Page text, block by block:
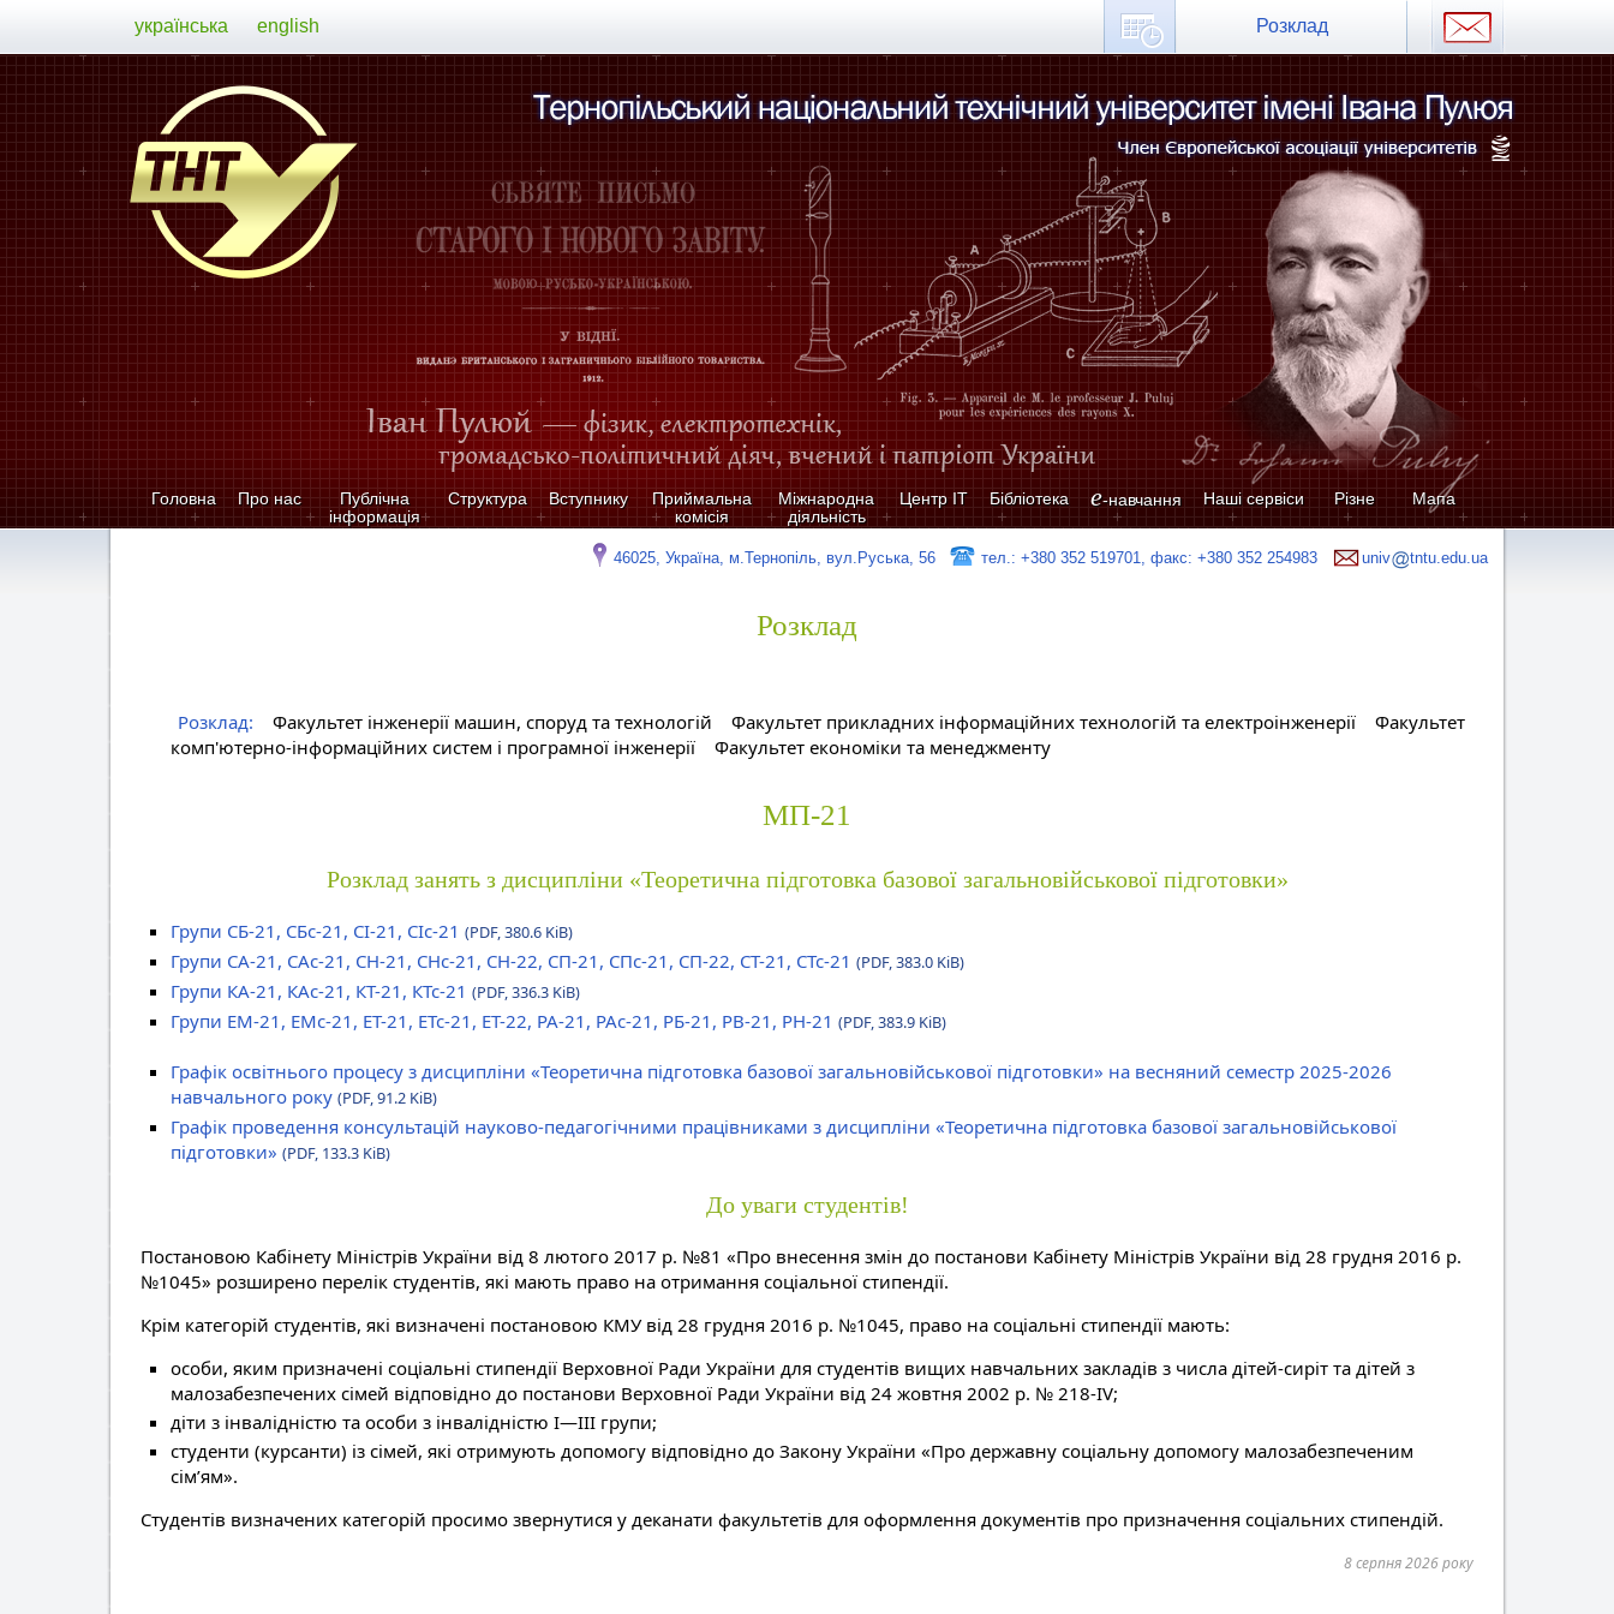
Розклад
українська english
Головна Про нас
Публічна
інформація
Структура Вступнику
Приймальна
комісія
Міжнародна
діяльність
Центр ІТ Бібліотека e-навчання Наші сервіси Різне Мапа
46025, Україна, м.Тернопіль, вул.Руська, 56 тел.: +380 352 519701, факс: +380 352 254983 univ tntu.edu.ua
Розклад
Розклад: Факультет інженерії машин, споруд та технологій Факультет прикладних інформаційних технологій та електроінженерії
Факультет
комп'ютерно-інформаційних систем і програмної інженерії
Факультет економіки та менеджменту
МП-21
Розклад занять з дисципліни «Теоретична підготовка базової загальновійськової підготовки»
Групи СБ-21, СБс-21, СІ-21, СІс-21 (PDF, 380.6 KiB)
Групи СА-21, САс-21, СН-21, СНс-21, СН-22, СП-21, СПс-21, СП-22, СТ-21, СТс-21 (PDF, 383.0 KiB)
Групи КА-21, КАс-21, КТ-21, КТс-21 (PDF, 336.3 KiB)
Групи ЕМ-21, ЕМс-21, ЕТ-21, ЕТс-21, ЕТ-22, РА-21, РАс-21, РБ-21, РВ-21, РН-21 (PDF, 383.9 KiB)
Графік освітнього процесу з дисципліни «Теоретична підготовка базової загальновійськової підготовки» на весняний семестр 2025-2026
навчального року (PDF, 91.2 KiB)
Графік проведення консультацій науково-педагогічними працівниками з дисципліни «Теоретична підготовка базової загальновійськової
підготовки» (PDF, 133.3 KiB)
До уваги студентів!
Постановою Кабінету Міністрів України від 8 лютого 2017 р. №81 «Про внесення змін до постанови Кабінету Міністрів України від 28 грудня 2016 р.
№1045» розширено перелік студентів, які мають право на отримання соціальної стипендії.
Крім категорій студентів, які визначені постановою КМУ від 28 грудня 2016 р. №1045, право на соціальні стипендії мають:
особи, яким призначені соціальні стипендії Верховної Ради України для студентів вищих навчальних закладів з числа дітей-сиріт та дітей з
малозабезпечених сімей відповідно до постанови Верховної Ради України від 24 жовтня 2002 р. № 218-IV;
діти з інвалідністю та особи з інвалідністю I—III групи;
студенти (курсанти) із сімей, які отримують допомогу відповідно до Закону України «Про державну соціальну допомогу малозабезпеченим
сім’ям».
Студентів визначених категорій просимо звернутися у деканати факультетів для оформлення документів про призначення соціальних стипендій.
8 серпня 2026 року